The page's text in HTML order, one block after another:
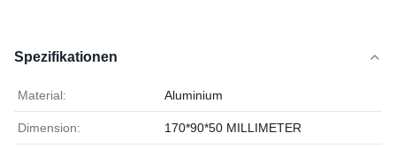
Spezifikationen
Material: Aluminium
Dimension: 170*90*50 MILLIMETER